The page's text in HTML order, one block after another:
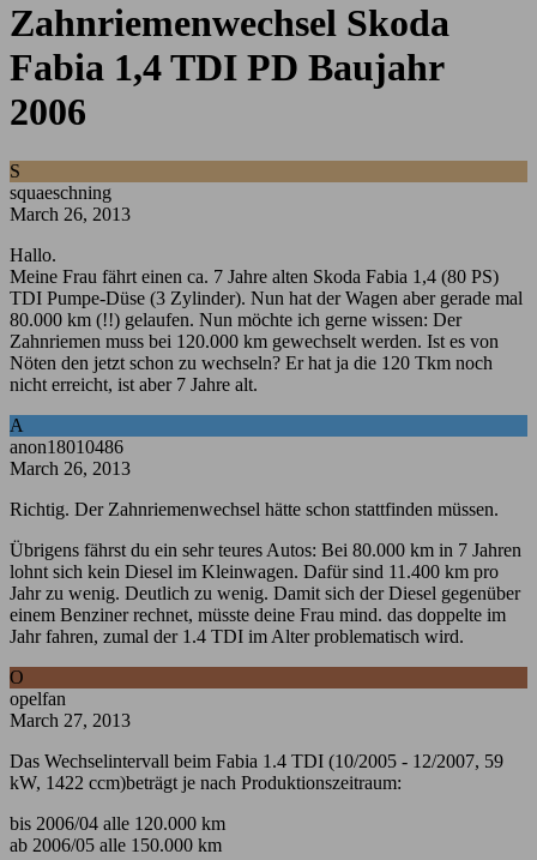
Zahnriemenwechsel Skoda
Fabia 1,4 TDI PD Baujahr
2006
S
squaeschning
March 26, 2013
Hallo.
Meine Frau fährt einen ca. 7 Jahre alten Skoda Fabia 1,4 (80 PS)
TDI Pumpe-Düse (3 Zylinder). Nun hat der Wagen aber gerade mal
80.000 km (!!) gelaufen. Nun möchte ich gerne wissen: Der
Zahnriemen muss bei 120.000 km gewechselt werden. Ist es von
Nöten den jetzt schon zu wechseln? Er hat ja die 120 Tkm noch
nicht erreicht, ist aber 7 Jahre alt.
A
anon18010486
March 26, 2013
Richtig. Der Zahnriemenwechsel hätte schon stattfinden müssen.
Übrigens fährst du ein sehr teures Autos: Bei 80.000 km in 7 Jahren
lohnt sich kein Diesel im Kleinwagen. Dafür sind 11.400 km pro
Jahr zu wenig. Deutlich zu wenig. Damit sich der Diesel gegenüber
einem Benziner rechnet, müsste deine Frau mind. das doppelte im
Jahr fahren, zumal der 1.4 TDI im Alter problematisch wird.
O
opelfan
March 27, 2013
Das Wechselintervall beim Fabia 1.4 TDI (10/2005 - 12/2007, 59
kW, 1422 ccm)beträgt je nach Produktionszeitraum:
bis 2006/04 alle 120.000 km
ab 2006/05 alle 150.000 km